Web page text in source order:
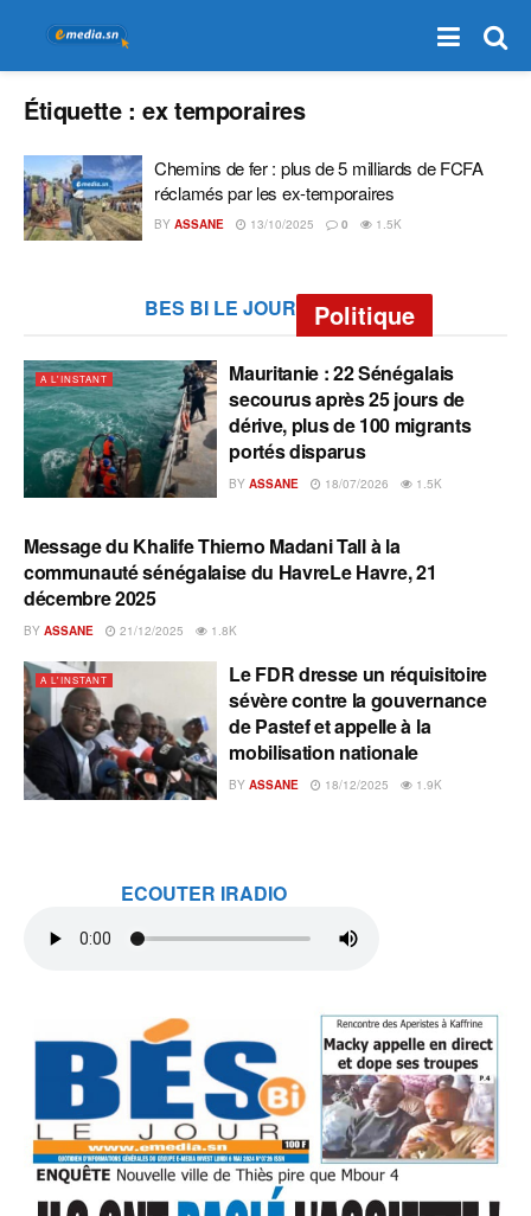
Étiquette :ex temporaires
Chemins de fer : plus de 5 milliards de FCFA
réclamés par les ex-temporaires
BY ASSANE 13/10/2025 0 1.5K
BES BI LE JOUR Politique
A L'INSTANT
Mauritanie : 22 Sénégalais
secourus après 25 jours de
dérive, plus de 100 migrants
portés disparus
BY ASSANE 18/07/2026 1.5K
A L'INSTANT
Message du Khalife Thierno Madani Tall à la
communauté sénégalaise du HavreLe Havre, 21
décembre 2025
BY ASSANE 21/12/2025 1.8K
A L'INSTANT
Le FDR dresse un réquisitoire
sévère contre la gouvernance
de Pastef et appelle à la
mobilisation nationale
BY ASSANE 18/12/2025 1.9K
ECOUTER IRADIO